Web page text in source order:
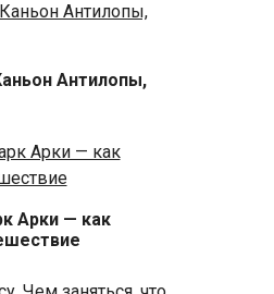
Антилопы,
Арки — как